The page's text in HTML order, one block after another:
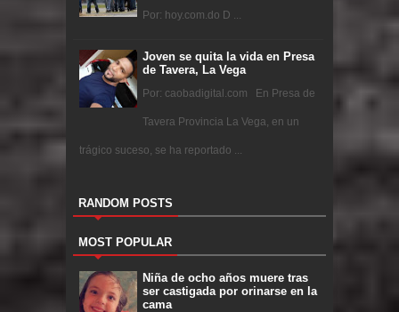
Por: hoy.com.do D ...
Joven se quita la vida en Presa
de Tavera, La Vega
Por: caobadigital.com En Presa de
Tavera Provincia La Vega, en un
trágico suceso, se ha reportado ...
RANDOM POSTS
MOST POPULAR
Niña de ocho años muere tras
ser castigada por orinarse en la
cama